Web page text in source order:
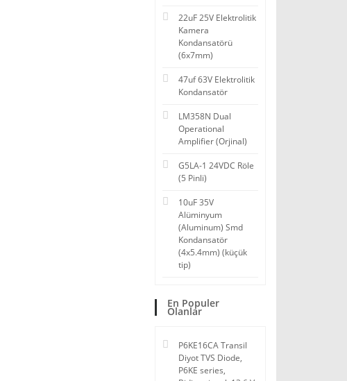
22uF 25V Elektrolitik
Kamera
Kondansatörü
(6x7mm)
47uf 63V Elektrolitik
Kondansatör
LM358N Dual
Operational
Amplifier (Orjinal)
G5LA-1 24VDC Röle
(5 Pinli)
10uF 35V
Alüminyum
(Aluminum) Smd
Kondansatör
(4x5.4mm) (küçük
tip)
En Populer
Olanlar
P6KE16CA Transil
Diyot TVS Diode,
P6KE series,